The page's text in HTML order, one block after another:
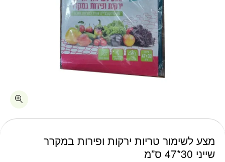
מצע לשימור טריות ירקות ופירות במקרר
שייני 30*47 ס”מ
כמות מצע לשימור טריות ירקות ופירות במקרר שייני 30*47 ס"מ